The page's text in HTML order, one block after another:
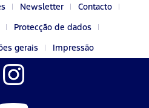
Newsletter
Contacto
Protecção de dados
gerais
Impressão